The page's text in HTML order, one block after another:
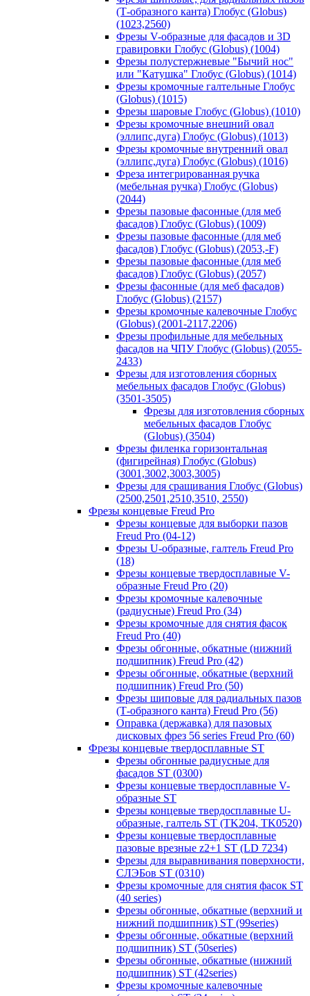
(Т-образного канта) Глобус (Globus)
(1023,2560)
Фрезы V-образные для фасадов и 3D
гравировки Глобус (Globus) (1004)
Фрезы полустержневые "Бычий нос"
или "Катушка" Глобус (Globus) (1014)
Фрезы кромочные галтельные Глобус
(Globus) (1015)
Фрезы шаровые Глобус (Globus) (1010)
Фрезы кромочные внешний овал
(эллипс,дуга) Глобус (Globus) (1013)
Фрезы кромочные внутренний овал
(эллипс,дуга) Глобус (Globus) (1016)
Фреза интегрированная ручка
(мебельная ручка) Глобус (Globus)
(2044)
Фрезы пазовые фасонные (для меб
фасадов) Глобус (Globus) (1009)
Фрезы пазовые фасонные (для меб
фасадов) Глобус (Globus) (2053,-F)
Фрезы пазовые фасонные (для меб
фасадов) Глобус (Globus) (2057)
Фрезы фасонные (для меб фасадов)
Глобус (Globus) (2157)
Фрезы кромочные калевочные Глобус
(Globus) (2001-2117,2206)
Фрезы профильные для мебельных
фасадов на ЧПУ Глобус (Globus) (2055-
2433)
Фрезы для изготовления сборных
мебельных фасадов Глобус (Globus)
(3501-3505)
Фрезы для изготовления сборных
мебельных фасадов Глобус
(Globus) (3504)
Фрезы филенка горизонтальная
(фигирейная) Глобус (Globus)
(3001,3002,3003,3005)
Фрезы для сращивания Глобус (Globus)
(2500,2501,2510,3510, 2550)
Фрезы концевые Freud Pro
Фрезы концевые для выборки пазов
Freud Pro (04-12)
Фрезы U-образные, галтель Freud Pro
(18)
Фрезы концевые твердосплавные V-
образные Freud Pro (20)
Фрезы кромочные калевочные
(радиусные) Freud Pro (34)
Фрезы кромочные для снятия фасок
Freud Pro (40)
Фрезы обгонные, обкатные (нижний
подшипник) Freud Pro (42)
Фрезы обгонные, обкатные (верхний
подшипник) Freud Pro (50)
Фрезы шиповые для радиальных пазов
(Т-образного канта) Freud Pro (56)
Оправка (державка) для пазовых
дисковых фрез 56 series Freud Pro (60)
Фрезы концевые твердосплавные ST
Фрезы обгонные радиусные для
фасадов ST (0300)
Фрезы концевые твердосплавные V-
образные ST
Фрезы концевые твердосплавные U-
образные, галтель ST (TK204, TK0520)
Фрезы концевые твердосплавные
пазовые врезные z2+1 ST (LD 7234)
Фрезы для выравнивания поверхности,
СЛЭБов ST (0310)
Фрезы кромочные для снятия фасок ST
(40 series)
Фрезы обгонные, обкатные (верхний и
нижний подшипник) ST (99series)
Фрезы обгонные, обкатные (верхний
подшипник) ST (50series)
Фрезы обгонные, обкатные (нижний
подшипник) ST (42series)
Фрезы кромочные калевочные